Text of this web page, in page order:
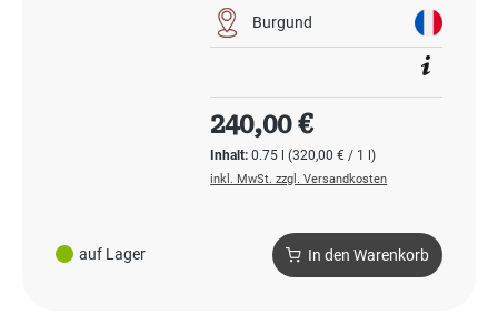
auf Lager
Burgund
Inhalt:0.75 l(320,00 € / 1 l)
Regulärer Preis:
240,00 €
inkl. MwSt. zzgl. Versandkosten
In den Warenkorb